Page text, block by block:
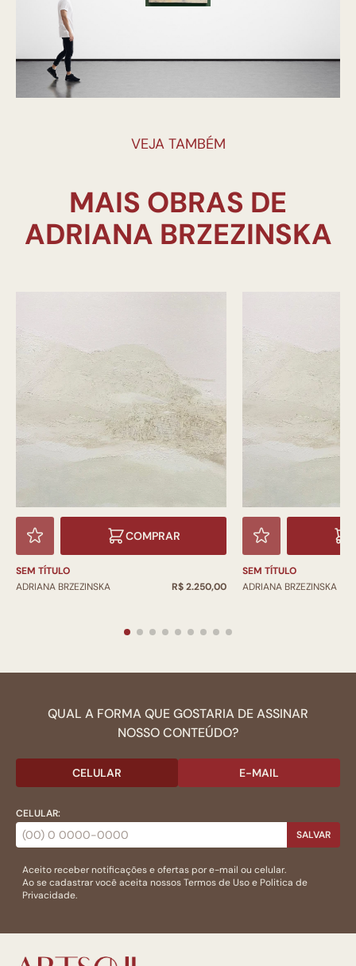
VEJA TAMBÉM
MAIS OBRAS DE
COMPRAR
SEM TÍTULO
ADRIANA BRZEZINSKA
R$ 2.250,00
SEM TÍTULO
ADRIANA BRZEZINSKA
QUAL A FORMA QUE GOSTARIA DE ASSINAR
NOSSO CONTEÚDO?
CELULAR E-MAIL
CELULAR:
SALVAR
Aceito receber notificações e ofertas por e-mail ou celular.
Ao se cadastrar você aceita nossosTermos de Usoe Politica de
Privacidade.